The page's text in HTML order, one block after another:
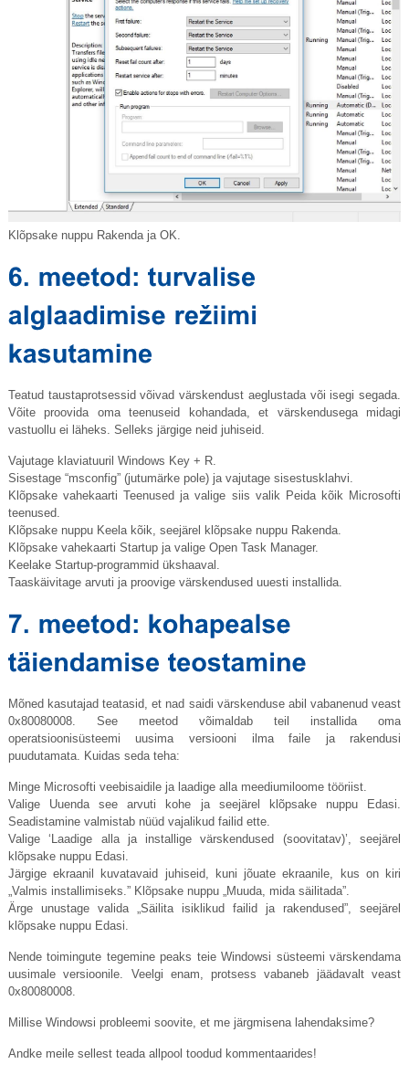
Klõpsake nuppu Rakenda ja OK.
Teatud taustaprotsessid võivad värskendust aeglustada või isegi segada.
Võite proovida oma teenuseid kohandada, et värskendusega midagi
vastuollu ei läheks. Selleks järgige neid juhiseid.
Vajutage klaviatuuril Windows Key + R.
Sisestage “msconfig” (jutumärke pole) ja vajutage sisestusklahvi.
Klõpsake vahekaarti Teenused ja valige siis valik Peida kõik Microsofti
teenused.
Klõpsake nuppu Keela kõik, seejärel klõpsake nuppu Rakenda.
Klõpsake vahekaarti Startup ja valige Open Task Manager.
Keelake Startup-programmid ükshaaval.
Taaskäivitage arvuti ja proovige värskendused uuesti installida.
Mõned kasutajad teatasid, et nad saidi värskenduse abil vabanenud veast
0x80080008. See meetod võimaldab teil installida oma
operatsioonisüsteemi uusima versiooni ilma faile ja rakendusi
puudutamata. Kuidas seda teha:
Minge Microsofti veebisaidile ja laadige alla meediumiloome tööriist.
Valige Uuenda see arvuti kohe ja seejärel klõpsake nuppu Edasi.
Seadistamine valmistab nüüd vajalikud failid ette.
Valige ‘Laadige alla ja installige värskendused (soovitatav)’, seejärel
klõpsake nuppu Edasi.
Järgige ekraanil kuvatavaid juhiseid, kuni jõuate ekraanile, kus on kiri
„Valmis installimiseks.” Klõpsake nuppu „Muuda, mida säilitada”.
Ärge unustage valida „Säilita isiklikud failid ja rakendused”, seejärel
klõpsake nuppu Edasi.
Nende toimingute tegemine peaks teie Windowsi süsteemi värskendama
uusimale versioonile. Veelgi enam, protsess vabaneb jäädavalt veast
0x80080008.
Millise Windowsi probleemi soovite, et me järgmisena lahendaksime?
Andke meile sellest teada allpool toodud kommentaarides!